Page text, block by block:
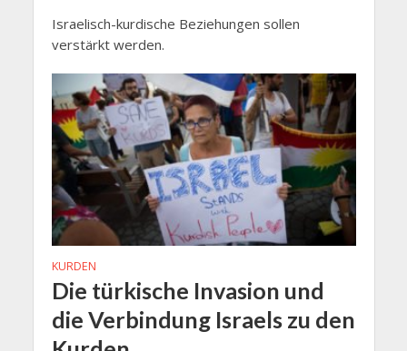
Israelisch-kurdische Beziehungen sollen
verstärkt werden.
KURDEN
Die türkische Invasion und
die Verbindung Israels zu den